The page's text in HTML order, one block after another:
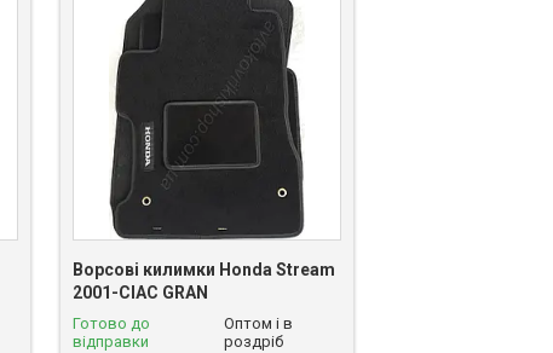
Ворсові килимки Honda Stream
2001-CIAC GRAN
Готово до
відправки
Оптом і в
роздріб